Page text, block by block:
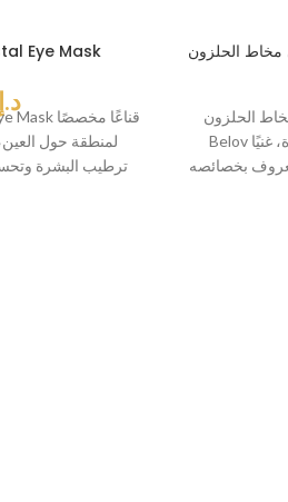
Eye Mask
د.إ
لمنطقة حول العين،
ترطيب البشرة
الحلزون
Belov منتجًا متطورًا للعناية بالبشرة، غنيًا
بخصائصه